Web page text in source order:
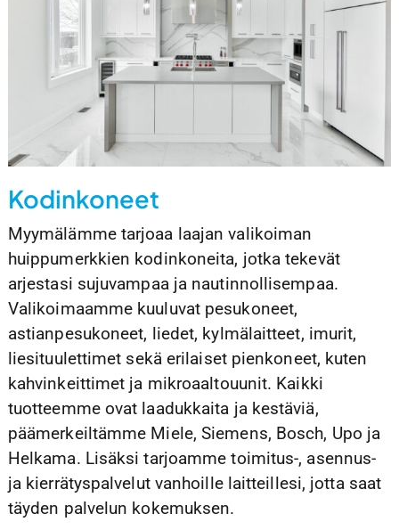
Kodinkoneet
Myymälämme tarjoaa laajan valikoiman
huippumerkkien kodinkoneita, jotka tekevät
arjestasi sujuvampaa ja nautinnollisempaa.
Valikoimaamme kuuluvat pesukoneet,
astianpesukoneet, liedet, kylmälaitteet, imurit,
liesituulettimet sekä erilaiset pienkoneet, kuten
kahvinkeittimet ja mikroaaltouunit. Kaikki
tuotteemme ovat laadukkaita ja kestäviä,
päämerkeiltämme Miele, Siemens, Bosch, Upo ja
Helkama. Lisäksi tarjoamme toimitus-, asennus-
ja kierrätyspalvelut vanhoille laitteillesi, jotta saat
täyden palvelun kokemuksen.